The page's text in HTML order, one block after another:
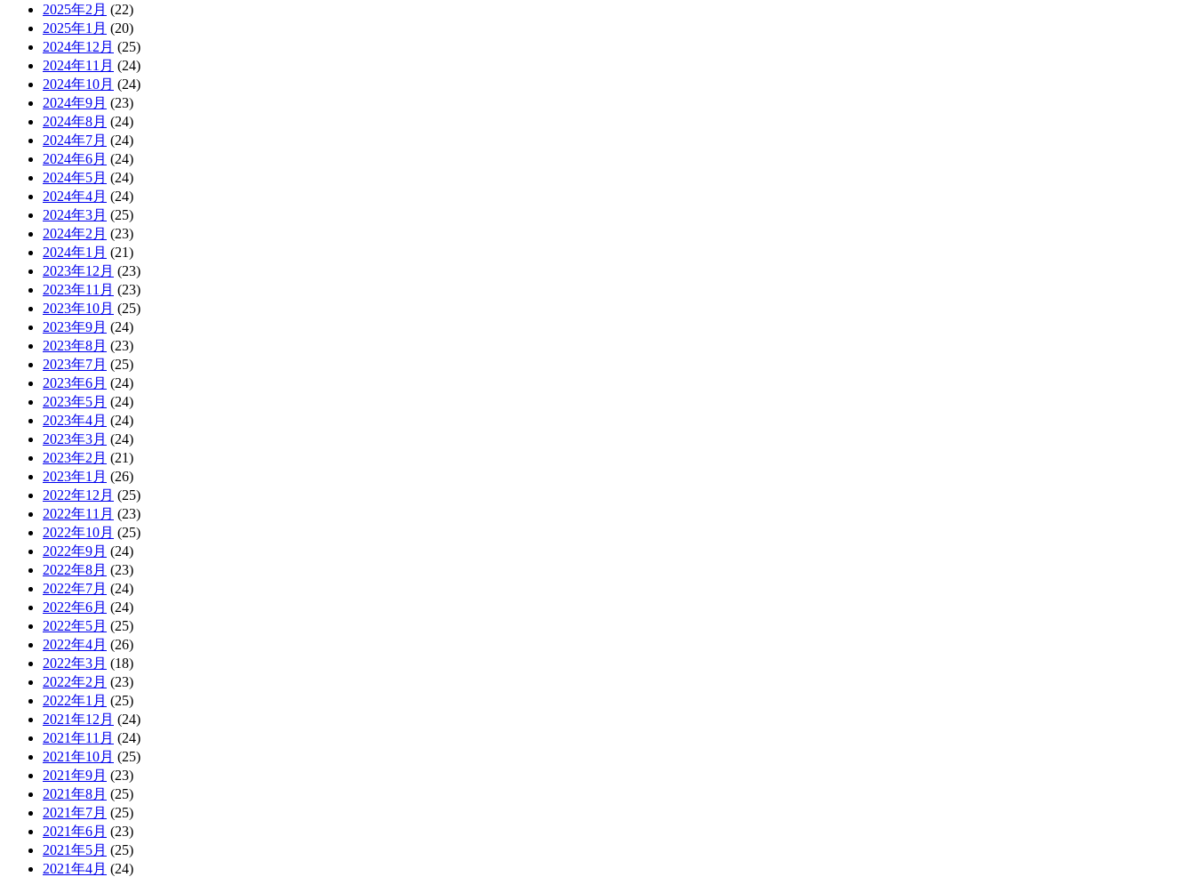
2025年2月 (22)
2025年1月 (20)
2024年12月 (25)
2024年11月 (24)
2024年10月 (24)
2024年9月 (23)
2024年8月 (24)
2024年7月 (24)
2024年6月 (24)
2024年5月 (24)
2024年4月 (24)
2024年3月 (25)
2024年2月 (23)
2024年1月 (21)
2023年12月 (23)
2023年11月 (23)
2023年10月 (25)
2023年9月 (24)
2023年8月 (23)
2023年7月 (25)
2023年6月 (24)
2023年5月 (24)
2023年4月 (24)
2023年3月 (24)
2023年2月 (21)
2023年1月 (26)
2022年12月 (25)
2022年11月 (23)
2022年10月 (25)
2022年9月 (24)
2022年8月 (23)
2022年7月 (24)
2022年6月 (24)
2022年5月 (25)
2022年4月 (26)
2022年3月 (18)
2022年2月 (23)
2022年1月 (25)
2021年12月 (24)
2021年11月 (24)
2021年10月 (25)
2021年9月 (23)
2021年8月 (25)
2021年7月 (25)
2021年6月 (23)
2021年5月 (25)
2021年4月 (24)